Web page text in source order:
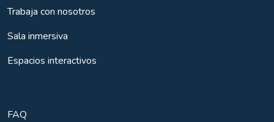
Trabaja con nosotros
Sala inmersiva
Espacios interactivos
FAQ